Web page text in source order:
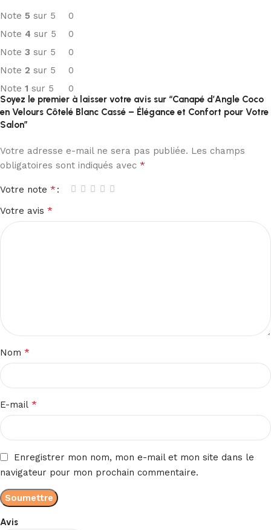
Note 5 sur 5
0
Note 4 sur 5
0
Note 3 sur 5
0
Note 2 sur 5
0
Note 1 sur 5 0
Avis
Soyez le premier à laisser votre avis sur “Canapé d’Angle Coco
en Velours Côtelé Blanc Cassé – Élégance et Confort pour Votre
Salon”
Votre adresse e-mail ne sera pas publiée. Les champs
obligatoires sont indiqués avec *
Votre note *
Votre avis *
Nom *
E-mail *
Enregistrer mon nom, mon e-mail et mon site dans le
navigateur pour mon prochain commentaire.